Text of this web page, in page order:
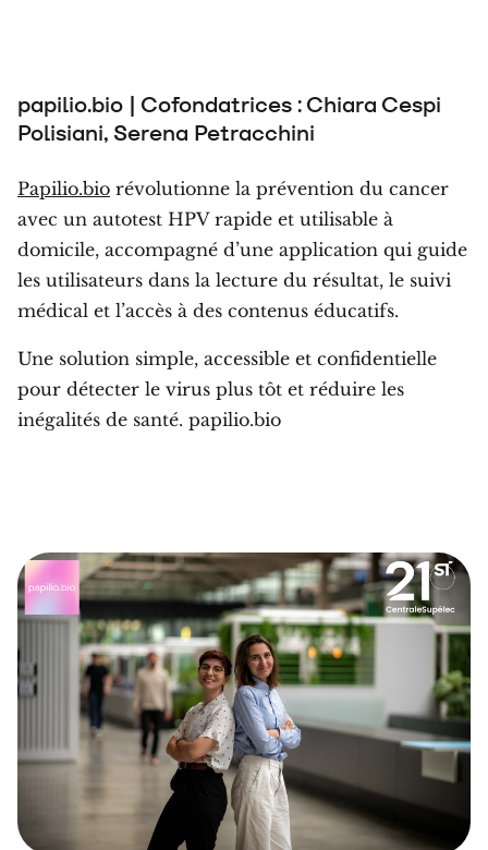
papilio.bio | Cofondatrices : Chiara Cespi
Polisiani, Serena Petracchini
Papilio.bio révolutionne la prévention du cancer
avec un autotest HPV rapide et utilisable à
domicile, accompagné d’une application qui guide
les utilisateurs dans la lecture du résultat, le suivi
médical et l’accès à des contenus éducatifs.
Une solution simple, accessible et confidentielle
pour détecter le virus plus tôt et réduire les
inégalités de santé. papilio.bio